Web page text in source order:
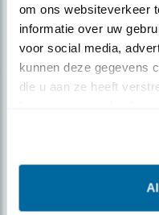
om ons websiteverkeer
informatie over uw
voor social media,
kunnen deze gegevens
die u aan ze heeft
Op de hoogte
Meld je aan en ontvang
over vogels en